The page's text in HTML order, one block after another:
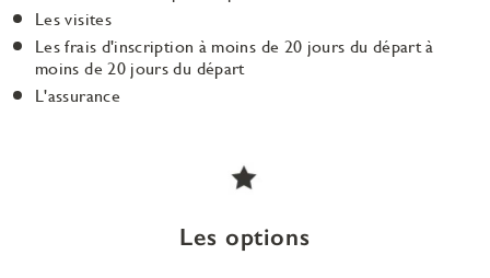
Les visites
Les frais d'inscription à moins de 20 jours du départ à
moins de 20 jours du départ
L'assurance
Les options